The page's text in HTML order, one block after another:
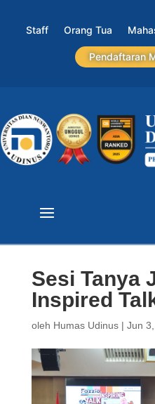
Staff Orang Tua
Pendaftaran
Sesi Tanya
Inspired
oleh Humas Udinus| Jun